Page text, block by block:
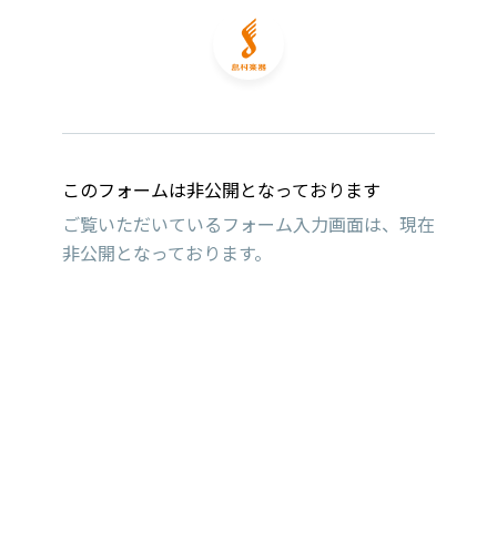
このフォームは非公開となっております
ご覧いただいているフォーム入力画面は、現在
非公開となっております。